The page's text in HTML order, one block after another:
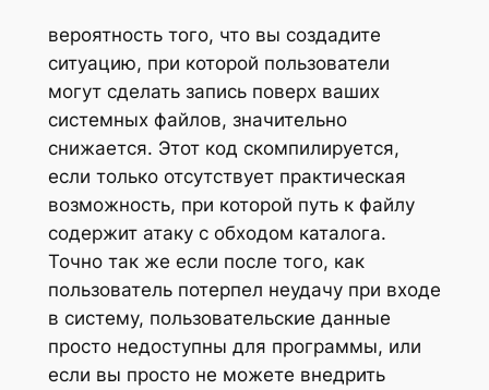
вероятность того, что вы создадите
ситуацию, при которой пользователи
могут сделать запись поверх ваших
системных файлов, значительно
снижается. Этот код скомпилируется,
если только отсутствует практическая
возможность, при которой путь к файлу
содержит атаку с обходом каталога.
Точно так же если после того, как
пользователь потерпел неудачу при входе
в систему, пользовательские данные
просто недоступны для программы, или
если вы просто не можете внедрить